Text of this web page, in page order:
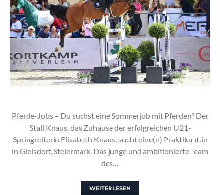
Pferde-Jobs – Du suchst eine Sommerjob mit Pferden? Der
Stall Knaus, das Zuhause der erfolgreichen U21-
Springreiterin Elisabeth Knaus, sucht eine(n) Praktikant:in
in Gleisdorf, Steiermark. Das junge und ambitionierte Team
des…
WEITERLESEN